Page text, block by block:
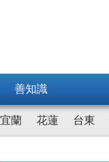
善知識
宜蘭 花蓮 台東